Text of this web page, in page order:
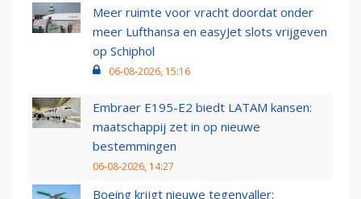
Meer ruimte voor vracht doordat onder
meer Lufthansa en easyJet slots vrijgeven
op Schiphol
06-08-2026, 15:16
Embraer E195-E2 biedt LATAM kansen:
maatschappij zet in op nieuwe
bestemmingen
06-08-2026, 14:27
Boeing krijgt nieuwe tegenvaller: